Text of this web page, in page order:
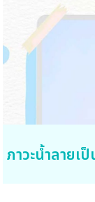
ภาวะน้ำลาย